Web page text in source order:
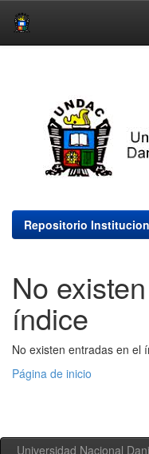
Repositorio
No
índice
No existen entradas en el
Página de inicio
Universidad Nacional